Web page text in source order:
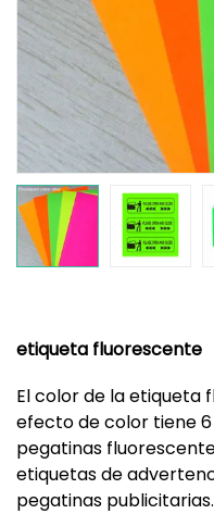
etiqueta fluorescente
El color de la etiqueta
efecto de color tiene
pegatinas
etiquetas de
pegatinas publicitarias.